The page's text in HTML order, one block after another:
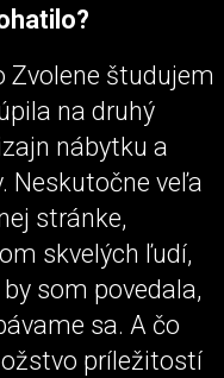
Zvolene študujem
na druhý
nábytku a
Neskutočne veľa
stránke,
skvelých ľudí,
som povedala,
sa. A čo
príležitostí